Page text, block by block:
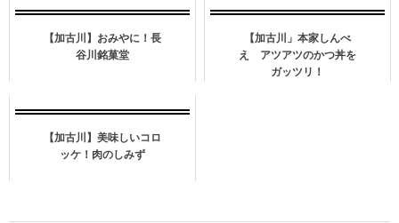
【加古川】おみやに！長
谷川銘菓堂
【加古川」本家しんべ
え アツアツのかつ丼を
ガッツリ！
【加古川】美味しいコロ
ッケ！肉のしみず